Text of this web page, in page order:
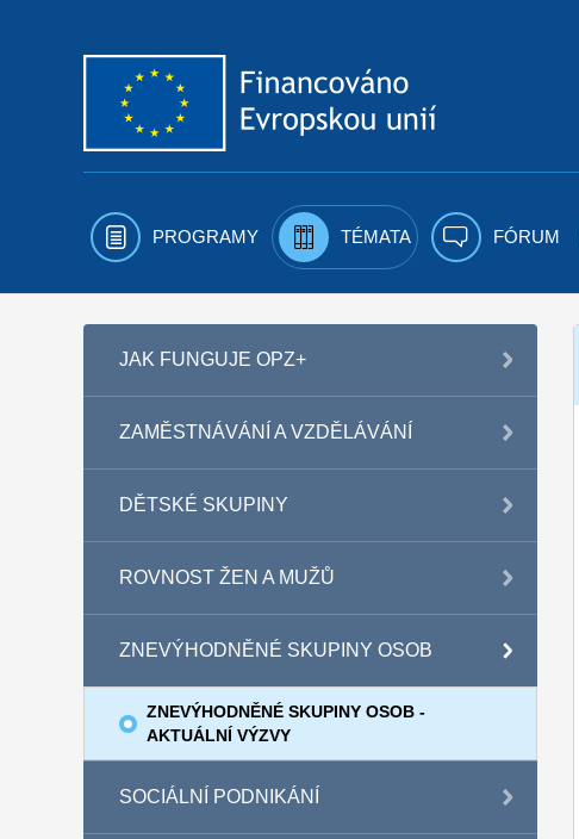
PROGRAMY TÉMATA FÓRUM
JAK FUNGUJE OPZ+
ZAMĚSTNÁVÁNÍ A VZDĚLÁVÁNÍ
DĚTSKÉ SKUPINY
ROVNOST ŽEN A MUŽŮ
ZNEVÝHODNĚNÉ SKUPINY OSOB
ZNEVÝHODNĚNÉ SKUPINY OSOB -
AKTUÁLNÍ VÝZVY
SOCIÁLNÍ PODNIKÁNÍ